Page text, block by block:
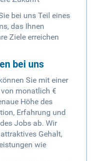
bei uns Teil eines
das Ihnen
Ziele erreichen
bei uns
Sie mit einer
monatlich €
Höhe des
Erfahrung und
Jobs ab. Wir
Gehalt,
wie